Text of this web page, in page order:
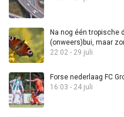
Na nog één tropische
(onweers)bui, maar
22:02 - 29 juli
Forse nederlaag FC
16:03 - 24 juli